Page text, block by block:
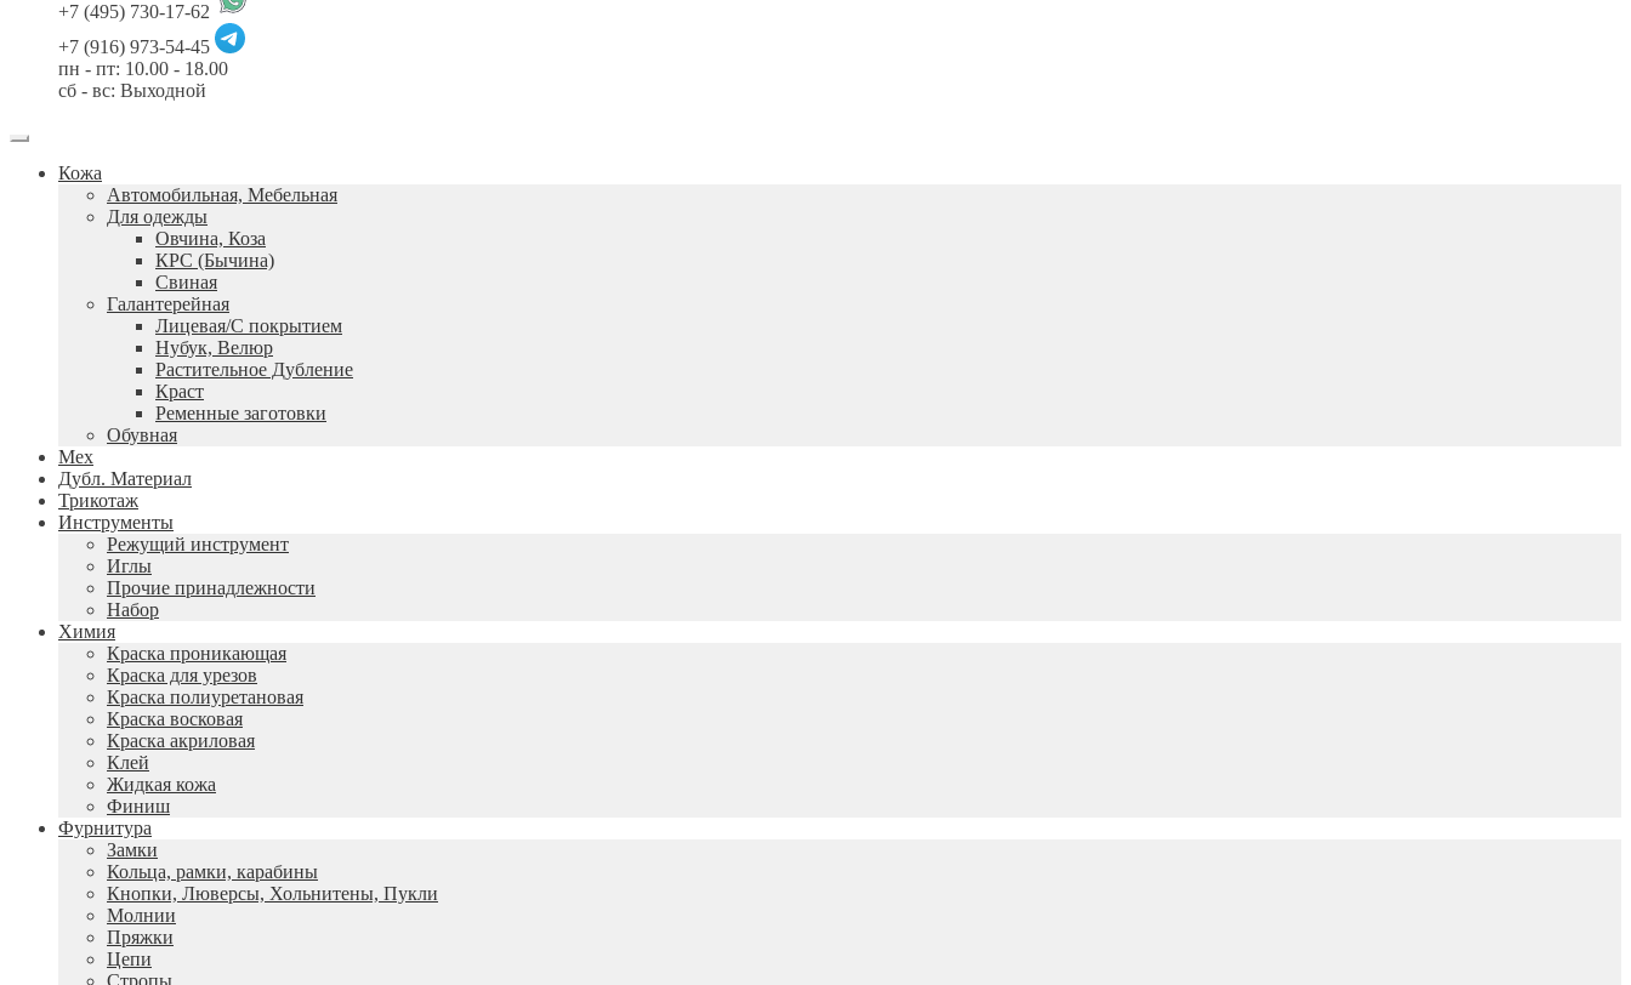
+7 (495) 730-17-62
+7 (916) 973-54-45
пн - пт: 10.00 - 18.00
сб - вс: Выходной
Кожа
Автомобильная, Мебельная
Для одежды
Овчина, Коза
КРС (Бычина)
Свиная
Галантерейная
Лицевая/С покрытием
Нубук, Велюр
Растительное Дубление
Краст
Ременные заготовки
Обувная
Мех
Дубл. Материал
Трикотаж
Инструменты
Режущий инструмент
Иглы
Прочие принадлежности
Набор
Химия
Краска проникающая
Краска для урезов
Краска полиуретановая
Краска восковая
Краска акриловая
Клей
Жидкая кожа
Финиш
Фурнитура
Замки
Кольца, рамки, карабины
Кнопки, Люверсы, Хольнитены, Пукли
Молнии
Пряжки
Цепи
Стропы